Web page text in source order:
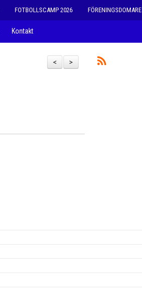
FOTBOLLSCAMP 2026 FÖRENINGSDOMARE
Kontakt
>
<